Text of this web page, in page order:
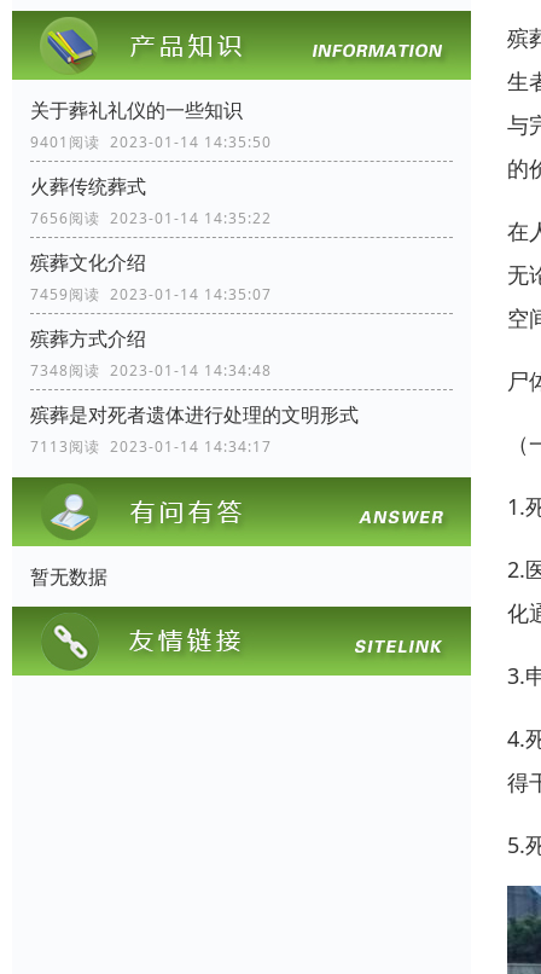
关于葬礼礼仪的一些知识
9401阅读 2023-01-14 14:35:50
火葬传统葬式
7656阅读 2023-01-14 14:35:22
殡葬文化介绍
7459阅读 2023-01-14 14:35:07
殡葬方式介绍
7348阅读 2023-01-14 14:34:48
殡葬是对死者遗体进行处理的文明形式
7113阅读 2023-01-14 14:34:17
暂无数据
殡
生
与
的
在
无
空
尸
1.
2.
化
3.
4.
得
5.